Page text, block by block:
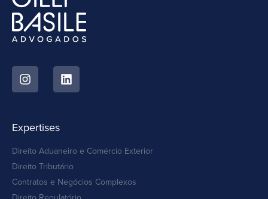
Expertises
Direito Aduaneiro e Comércio Exterior
Direito Tributário
Contratos e Negócios Complexos